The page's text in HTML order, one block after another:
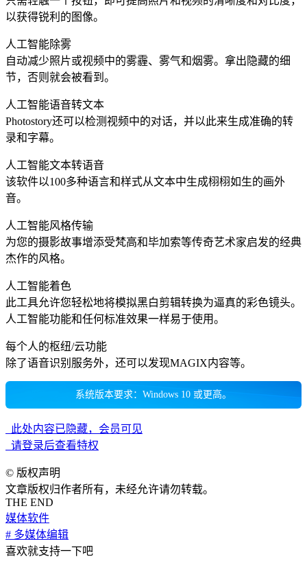
以获得锐利的图像。
人工智能除雾
自动减少照片或视频中的雾霾、雾气和烟雾。拿出隐藏的细
节，否则就会被看到。
人工智能语音转文本
Photostory还可以检测视频中的对话，并以此来生成准确的转
录和字幕。
人工智能文本转语音
该软件以100多种语言和样式从文本中生成栩栩如生的画外
音。
人工智能风格传输
为您的摄影故事增添受梵高和毕加索等传奇艺术家启发的经典
杰作的风格。
人工智能着色
此工具允许您轻松地将模拟黑白剪辑转换为逼真的彩色镜头。
人工智能功能和任何标准效果一样易于使用。
每个人的枢纽/云功能
除了语音识别服务外，还可以发现MAGIX内容等。
系统版本要求：Windows 10 或更高。
此处内容已隐藏，会员可见
请登录后查看特权
© 版权声明
文章版权归作者所有，未经允许请勿转载。
THE END
媒体软件
# 多媒体编辑
喜欢就支持一下吧